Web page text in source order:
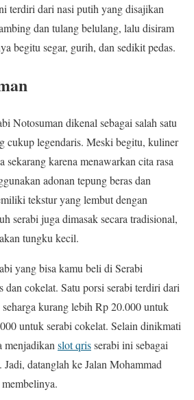
terdiri dari nasi putih yang disajikan
dan tulang belulang, lalu disiram
begitu segar, gurih, dan sedikit pedas.
Notosuman dikenal sebagai salah satu
cukup legendaris. Meski begitu, kuliner
karena menawarkan cita rasa
adonan tepung beras dan
tekstur yang lembut dengan
serabi juga dimasak secara tradisional,
tungku kecil.
yang bisa kamu beli di Serabi
cokelat. Satu porsi serabi terdiri dari
kurang lebih Rp 20.000 untuk
untuk serabi cokelat. Selain dinikmati
menjadikan slot qrisserabi ini sebagai
datanglah ke Jalan Mohammad